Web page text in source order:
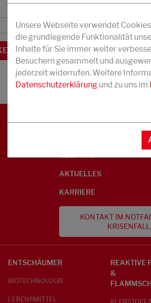
UMWELTINFORMATIONEN
AKTUELLES
KARRIERE
KONTAKT IM
KRISENFALL
ENTSCHÄUMER
BIOTECHNOLOGIE
LEBENSMITTEL
REAKTIVE
&
Unsere Webseite verwendet
die grundlegende Funktionalität
Inhalte für Sie immer weiter
Besuchern gesammelt und
jederzeit widerrufen. Weitere
Datenschutzerklärung und zu uns im